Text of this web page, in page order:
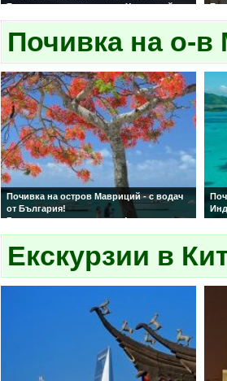
България, по стъпките на Хемингуей и
включена екскурзия в долината
Винялес !
С водач от България! Гарантирани
С
Почивка на о-
Почивка на остров Мавриций - с водач
от България!
Гарантирани цени и места!
Екскурзии в